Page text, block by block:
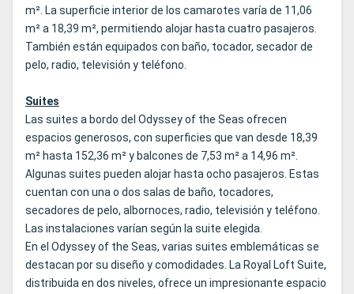
m². La superficie interior de los camarotes varía de 11,06
m² a 18,39 m², permitiendo alojar hasta cuatro pasajeros.
También están equipados con baño, tocador, secador de
pelo, radio, televisión y teléfono.
Suites
Las suites a bordo del Odyssey of the Seas ofrecen
espacios generosos, con superficies que van desde 18,39
m² hasta 152,36 m² y balcones de 7,53 m² a 14,96 m².
Algunas suites pueden alojar hasta ocho pasajeros. Estas
cuentan con una o dos salas de baño, tocadores,
secadores de pelo, albornoces, radio, televisión y teléfono.
Las instalaciones varían según la suite elegida.
En el Odyssey of the Seas, varias suites emblemáticas se
destacan por su diseño y comodidades. La Royal Loft Suite,
distribuida en dos niveles, ofrece un impresionante espacio